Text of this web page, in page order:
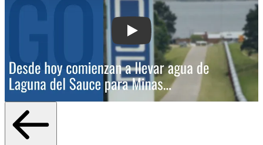
Play: Desde hoy comienzan a llevar